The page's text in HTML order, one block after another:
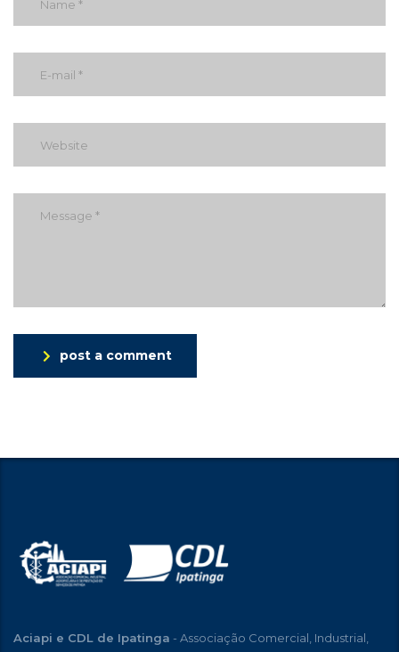
post a comment
Aciapi e CDL de Ipatinga - Associação Comercial, Industrial,